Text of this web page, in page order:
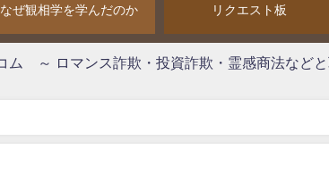
なぜ観相学を学んだのか リクエスト板